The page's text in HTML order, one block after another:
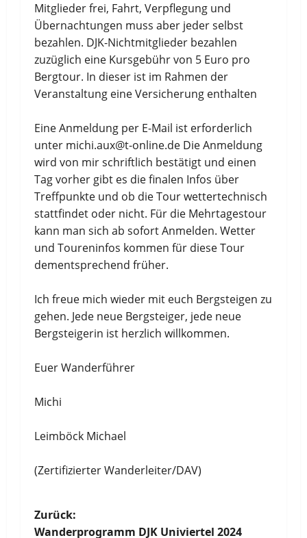
Mitglieder frei, Fahrt, Verpflegung und
Übernachtungen muss aber jeder selbst
bezahlen. DJK-Nichtmitglieder bezahlen
zuzüglich eine Kursgebühr von 5 Euro pro
Bergtour. In dieser ist im Rahmen der
Veranstaltung eine Versicherung enthalten
Eine Anmeldung per E-Mail ist erforderlich
unter michi.aux@t-online.de Die Anmeldung
wird von mir schriftlich bestätigt und einen
Tag vorher gibt es die finalen Infos über
Treffpunkte und ob die Tour wettertechnisch
stattfindet oder nicht. Für die Mehrtagestour
kann man sich ab sofort Anmelden. Wetter
und Toureninfos kommen für diese Tour
dementsprechend früher.
Ich freue mich wieder mit euch Bergsteigen zu
gehen. Jede neue Bergsteiger, jede neue
Bergsteigerin ist herzlich willkommen.
Euer Wanderführer
Michi
Leimböck Michael
(Zertifizierter Wanderleiter/DAV)
B
Zurück:
Wanderprogramm DJK Univiertel 2024